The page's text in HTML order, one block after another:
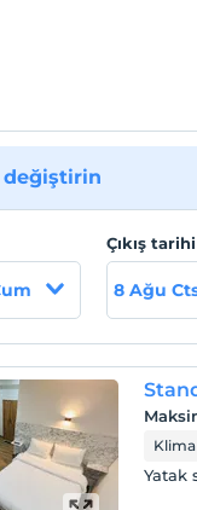
Çıkış tarihi
8 Ağu
Klima
Yatak